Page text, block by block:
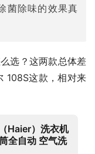
菌除味的效果真
选？这两款总体差
108S这款，相对来
Haier）洗衣机
全自动 空气洗